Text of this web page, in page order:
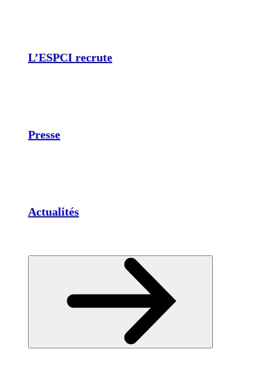
L’ESPCI recrute
Presse
Actualités